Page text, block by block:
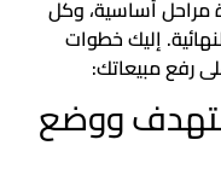
مراحل أساسية، وكل
إليك خطوات
رفع مبيعاتك:
ووضع